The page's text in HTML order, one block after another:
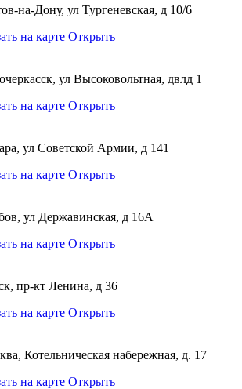
на-Дону, ул Тургеневская, д 10/6
на карте Открыть
ул Высоковольтная, двлд 1
на карте Открыть
ул Советской Армии, д 141
на карте Открыть
ул Державинская, д 16А
на карте Открыть
пр-кт Ленина, д 36
на карте Открыть
Котельническая набережная, д. 17
на карте Открыть